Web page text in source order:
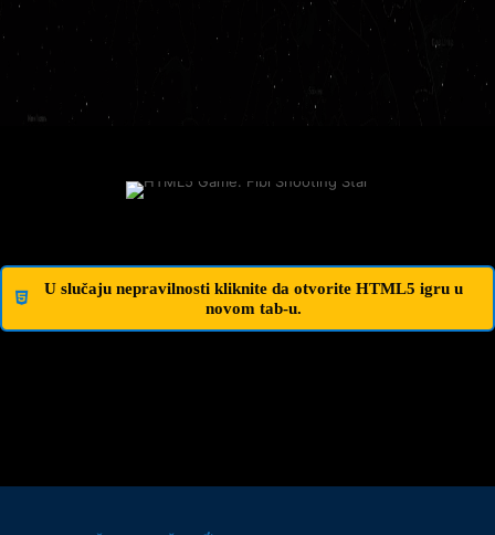
U slučaju nepravilnosti kliknite da otvorite HTML5 igru u
novom tab-u.